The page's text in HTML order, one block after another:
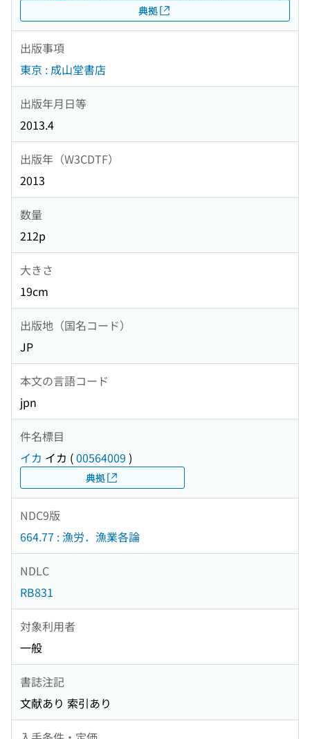
典拠
出版事項
東京 : 成山堂書店
出版年月日等
2013.4
出版年（W3CDTF）
2013
数量
212p
大きさ
19cm
出版地（国名コード）
JP
本文の言語コード
jpn
件名標目
イカ イカ (00564009 )
典拠
NDC9版
664.77 : 漁労．漁業各論
NDLC
RB831
対象利用者
一般
書誌注記
文献あり 索引あり